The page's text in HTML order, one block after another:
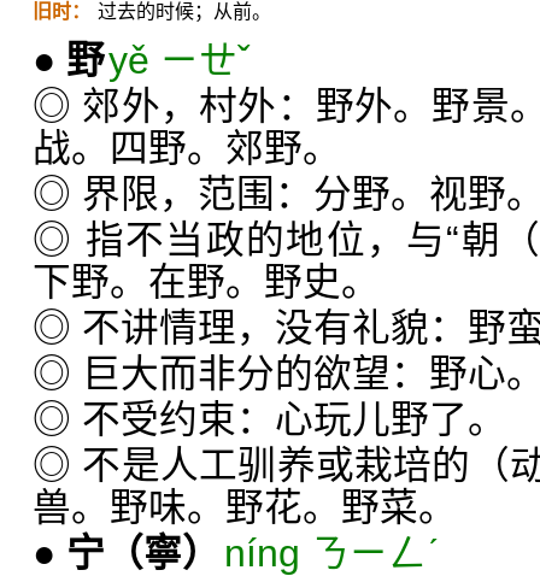
旧时： 过去的时候；从前。
● 野yě ㄧㄝˇ
◎ 郊外，村外：野外。野景
战。四野。郊野。
◎ 界限，范围：分野。视野
◎ 指不当政的地位，与“朝
下野。在野。野史。
◎ 不讲情理，没有礼貌：野
◎ 巨大而非分的欲望：野心
◎ 不受约束：心玩儿野了。
◎ 不是人工驯养或栽培的（
兽。野味。野花。野菜。
● 宁 （寧）
níng ㄋㄧㄥˊ